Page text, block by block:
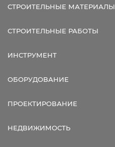
СТРОИТЕЛЬНЫЕ МАТЕРИАЛЫ
СТРОИТЕЛЬНЫЕ РАБОТЫ
ИНСТРУМЕНТ
ОБОРУДОВАНИЕ
ПРОЕКТИРОВАНИЕ
НЕДВИЖИМОСТЬ